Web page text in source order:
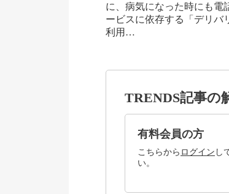
に、病気になった時にも電
ービスに依存する「デリバ
利用…
TRENDS記事の
有料会員の方
こちらから ログイン し
い。